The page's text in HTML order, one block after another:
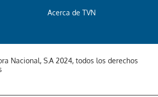
Acerca de TVN
Nacional, S.A 2024, todos los derechos